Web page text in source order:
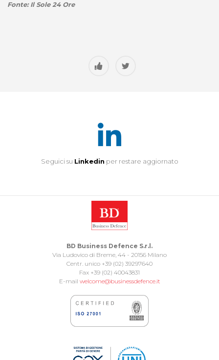
Fonte: Il Sole 24 Ore
Seguici su Linkedin per restare aggiornato
BD Business Defence S.r.l.
Via Ludovico di Breme, 44 - 20156 Milano
Centr. unico +39 (02) 39297640
Fax +39 (02) 40043831
E-mail welcome@businessdefence.it